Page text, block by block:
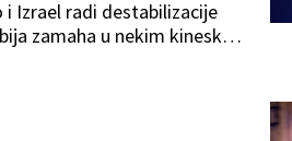
Izrael radi destabilizacije
zamaha u nekim kineskim